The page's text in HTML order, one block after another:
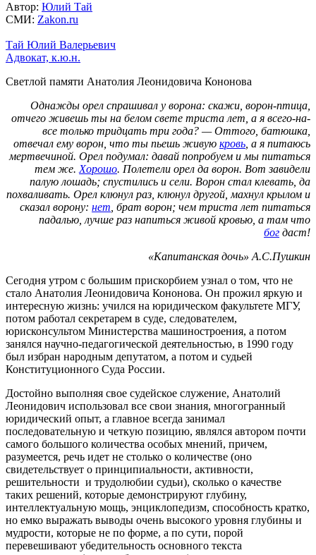
Автор: Юлий Тай
СМИ: Zakon.ru
Тай Юлий Валерьевич
Адвокат, к.ю.н.
Светлой памяти Анатолия Леонидовича Кононова
Однажды орел спрашивал у ворона: скажи, ворон-птица,
отчего живешь ты на белом свете триста лет, а я всего-на-
все только тридцать три года? — Оттого, батюшка,
отвечал ему ворон, что ты пьешь живую кровь , а я питаюсь
мертвечиной. Орел подумал: давай попробуем и мы питаться
тем же. Хорошо. Полетели орел да ворон. Вот завидели
палую лошадь; спустились и сели. Ворон стал клевать, да
похваливать. Орел клюнул раз, клюнул другой, махнул крылом и
сказал ворону: нет , брат ворон; чем триста лет питаться
падалью, лучше раз напиться живой кровью, а там что
бог даст!
«Капитанская дочь» А.С.Пушкин
Сегодня утром с большим прискорбием узнал о том, что не
стало Анатолия Леонидовича Кононова. Он прожил яркую и
интересную жизнь: учился на юридическом факультете МГУ,
потом работал секретарем в суде, следователем,
юрисконсультом Министерства машиностроения, а потом
занялся научно-педагогической деятельностью, в 1990 году
был избран народным депутатом, а потом и судьей
Конституционного Суда России.
Достойно выполняя свое судейское служение, Анатолий
Леонидович использовал все свои знания, многогранный
юридический опыт, а главное всегда занимал
последовательную и четкую позицию, являлся автором почти
самого большого количества особых мнений, причем,
разумеется, речь идет не столько о количестве (оно
свидетельствует о принципиальности, активности,
решительности и трудолюбии судьи), сколько о качестве
таких решений, которые демонстрируют глубину,
интеллектуальную мощь, энциклопедизм, способность кратко,
но емко выражать выводы очень высокого уровня глубины и
мудрости, которые не по форме, а по сути, порой
перевешивают убедительность основного текста